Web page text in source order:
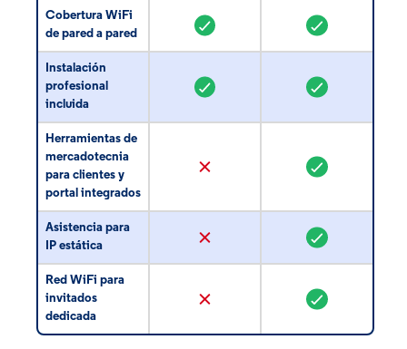
Cobertura WiFi
de pared a pared
Instalación
profesional
incluida
Herramientas de
mercadotecnia
para clientes y
portal integrados
Asistencia para
IP estática
Red WiFi para
invitados
dedicada